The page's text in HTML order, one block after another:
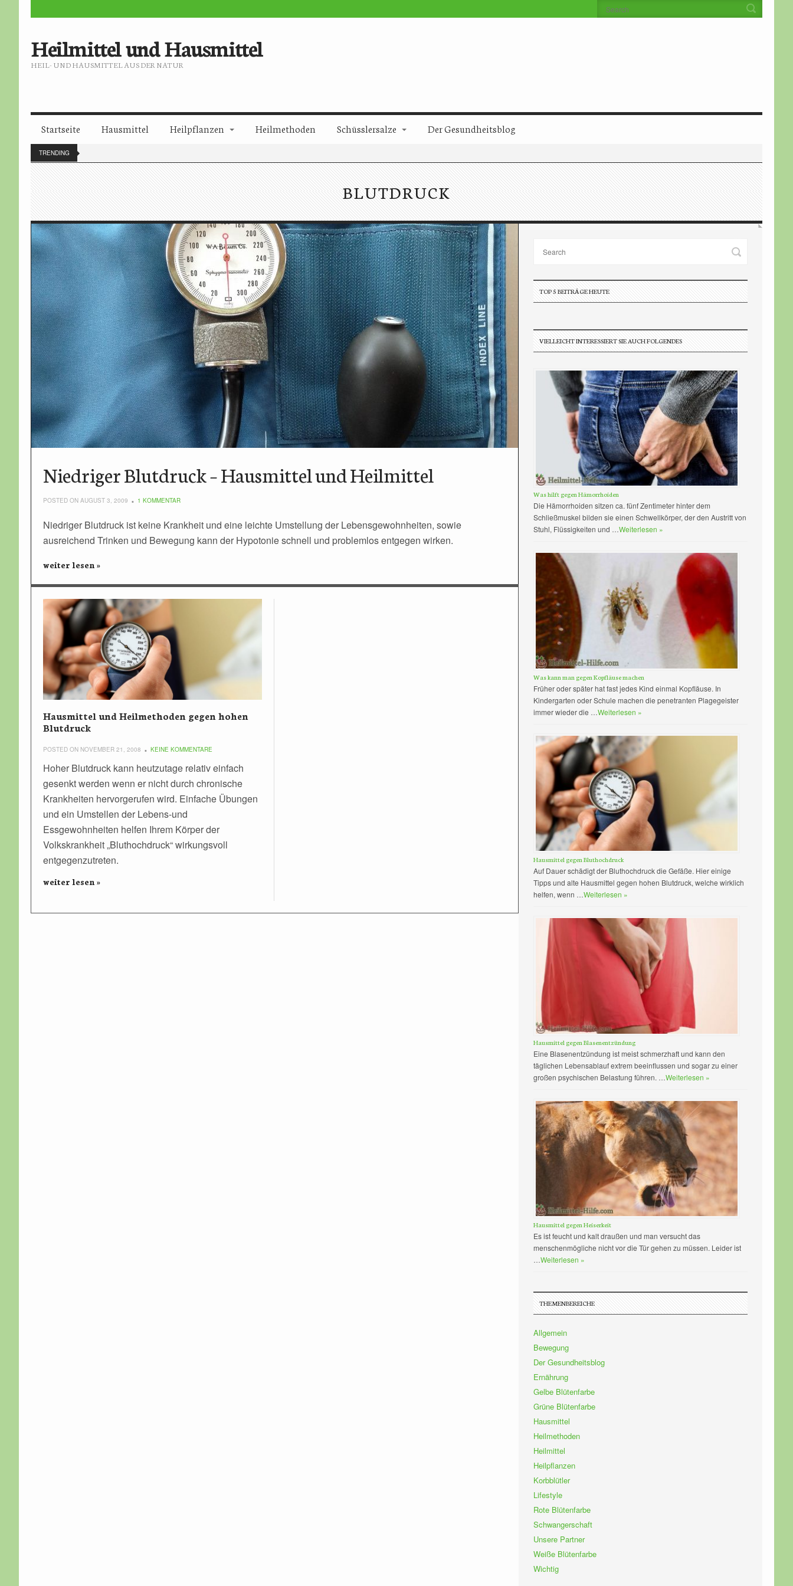
Heilmittel und Hausmittel
HEIL- UND HAUSMITTEL AUS DER NATUR
Startseite Hausmittel Heilpflanzen Heilmethoden Schüsslersalze Der Gesundheitsblog
TRENDING
BLUTDRUCK
Niedriger Blutdruck – Hausmittel und Heilmittel
POSTED ON AUGUST 3, 2009 1 KOMMENTAR
Niedriger Blutdruck ist keine Krankheit und eine leichte Umstellung der Lebensgewohnheiten, sowie
ausreichend Trinken und Bewegung kann der Hypotonie schnell und problemlos entgegen wirken.
weiter lesen »
Hausmittel und Heilmethoden gegen hohen
Blutdruck
POSTED ON NOVEMBER 21, 2008 KEINE KOMMENTARE
Hoher Blutdruck kann heutzutage relativ einfach
gesenkt werden wenn er nicht durch chronische
Krankheiten hervorgerufen wird. Einfache Übungen
und ein Umstellen der Lebens-und
Essgewohnheiten helfen Ihrem Körper der
Volkskrankheit „Bluthochdruck“ wirkungsvoll
entgegenzutreten.
weiter lesen »
TOP 5 BEITRÄGE HEUTE
VIELLEICHT INTERESSIERT SIE AUCH FOLGENDES
Was hilft gegen Hämorrhoiden
Die Hämorrhoiden sitzen ca. fünf Zentimeter hinter dem
Schließmuskel bilden sie einen Schwellkörper, der den Austritt von
Stuhl, Flüssigkeiten und …Weiterlesen »
Was kann man gegen Kopfläuse machen
Früher oder später hat fast jedes Kind einmal Kopfläuse. In
Kindergarten oder Schule machen die penetranten Plagegeister
immer wieder die …Weiterlesen »
Hausmittel gegen Bluthochdruck
Auf Dauer schädigt der Bluthochdruck die Gefäße. Hier einige
Tipps und alte Hausmittel gegen hohen Blutdruck, welche wirklich
helfen, wenn …Weiterlesen »
Hausmittel gegen Blasenentzündung
Eine Blasenentzündung ist meist schmerzhaft und kann den
täglichen Lebensablauf extrem beeinflussen und sogar zu einer
großen psychischen Belastung führen. …Weiterlesen »
Hausmittel gegen Heiserkeit
Es ist feucht und kalt draußen und man versucht das
menschenmögliche nicht vor die Tür gehen zu müssen. Leider ist
…Weiterlesen »
THEMENBEREICHE
Allgemein
Bewegung
Der Gesundheitsblog
Ernährung
Gelbe Blütenfarbe
Grüne Blütenfarbe
Hausmittel
Heilmethoden
Heilmittel
Heilpflanzen
Korbblütler
Lifestyle
Rote Blütenfarbe
Schwangerschaft
Unsere Partner
Weiße Blütenfarbe
Wichtig